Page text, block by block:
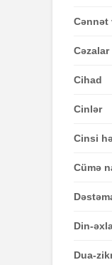
Cənnət
Cəzalar
Cihad
Cinlər
Cinsi
Cümə
Din-
Dua-